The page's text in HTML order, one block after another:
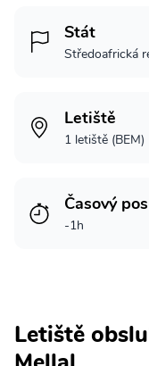
Stát
Středoafrická
Letiště
1 letiště (BEM)
Časový
-1h
Letiště